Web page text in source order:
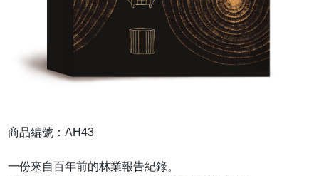
商品編號：AH43
一份來自百年前的林業報告紀錄。